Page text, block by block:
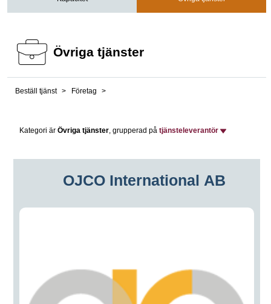
Övriga tjänster
Beställ tjänst Företag
Kategori är Övriga tjänster, grupperad på tjänsteleverantör
OJCO International AB